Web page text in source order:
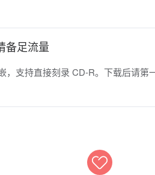
备足流量
，支持直接刻录 CD-R。下载后请